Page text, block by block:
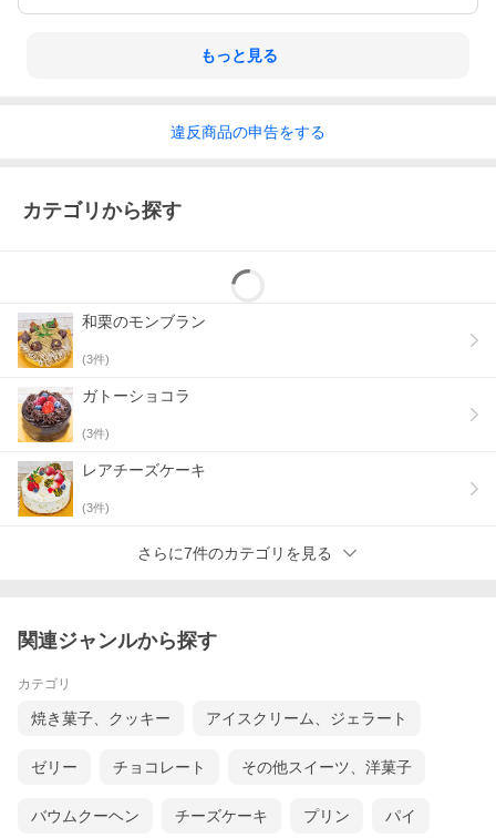
もっと見る
違反商品の申告をする
カテゴリから探す
和栗のモンブラン
(3件)
ガトーショコラ
(3件)
レアチーズケーキ
(3件)
さらに7件のカテゴリを見る
関連ジャンルから探す
カテゴリ
焼き菓子、クッキー アイスクリーム、ジェラート
ゼリー チョコレート その他スイーツ、洋菓子
バウムクーヘン チーズケーキ プリン パイ